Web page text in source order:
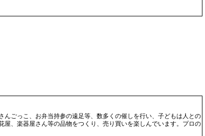
ごっこ、お弁当持参の遠足等、数多くの催しを行い、子どもは人との
、楽器屋さん等の品物をつくり、売り買いを楽しんでいます。プロの